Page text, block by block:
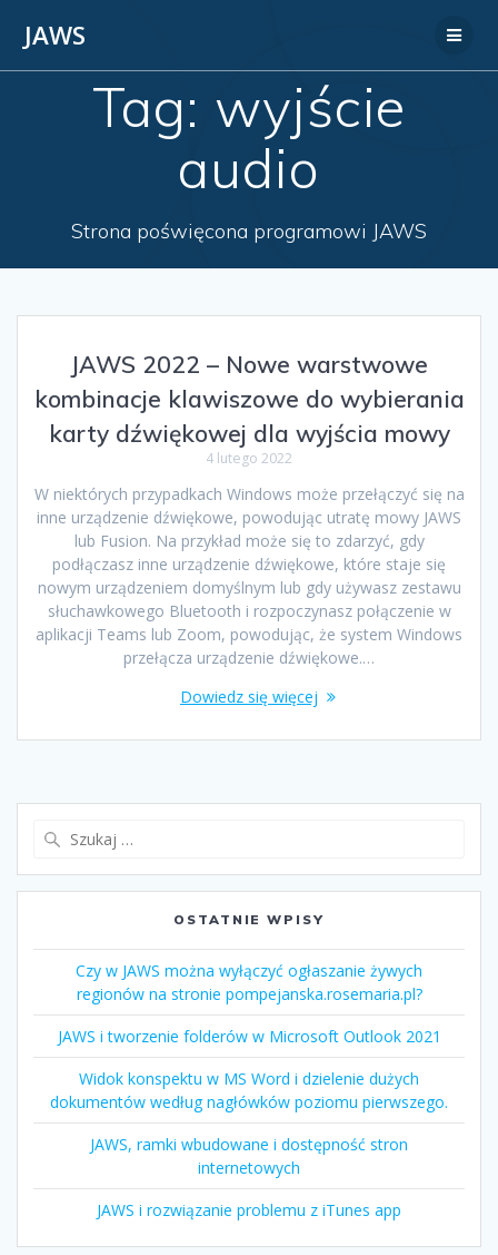
JAWS
Tag: wyjście
audio
Strona poświęcona programowi JAWS
JAWS 2022 – Nowe warstwowe
kombinacje klawiszowe do wybierania
karty dźwiękowej dla wyjścia mowy
4 lutego 2022
W niektórych przypadkach Windows może przełączyć się na
inne urządzenie dźwiękowe, powodując utratę mowy JAWS
lub Fusion. Na przykład może się to zdarzyć, gdy
podłączasz inne urządzenie dźwiękowe, które staje się
nowym urządzeniem domyślnym lub gdy używasz zestawu
słuchawkowego Bluetooth i rozpoczynasz połączenie w
aplikacji Teams lub Zoom, powodując, że system Windows
przełącza urządzenie dźwiękowe.…
Dowiedz się więcej
OSTATNIE WPISY
Czy w JAWS można wyłączyć ogłaszanie żywych
regionów na stronie pompejanska.rosemaria.pl?
JAWS i tworzenie folderów w Microsoft Outlook 2021
Widok konspektu w MS Word i dzielenie dużych
dokumentów według nagłówków poziomu pierwszego.
JAWS, ramki wbudowane i dostępność stron
internetowych
JAWS i rozwiązanie problemu z iTunes app